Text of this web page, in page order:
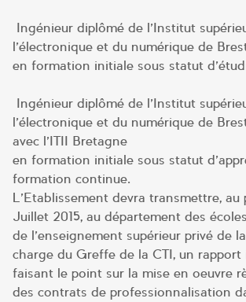
Ingénieur diplômé de l’Institut
l’électronique et du numérique de
en formation initiale sous statut
Ingénieur diplômé de l’Institut
l’électronique et du numérique de
avec l’ITII Bretagne
en formation initiale sous statut
formation continue.
L’Etablissement devra transmettre, au
Juillet 2015, au département des
de l’enseignement supérieur privé de
charge du Greffe de la CTI, un
faisant le point sur la mise en oeuvre
des contrats de professionnalisation